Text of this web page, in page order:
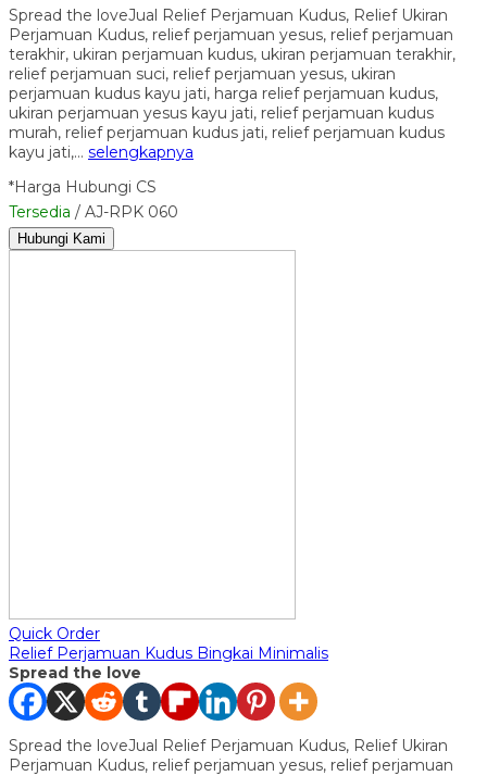
Spread the loveJual Relief Perjamuan Kudus, Relief Ukiran
Perjamuan Kudus, relief perjamuan yesus, relief perjamuan
terakhir, ukiran perjamuan kudus, ukiran perjamuan terakhir,
relief perjamuan suci, relief perjamuan yesus, ukiran
perjamuan kudus kayu jati, harga relief perjamuan kudus,
ukiran perjamuan yesus kayu jati, relief perjamuan kudus
murah, relief perjamuan kudus jati, relief perjamuan kudus
kayu jati,… selengkapnya
*Harga Hubungi CS
Tersedia / AJ-RPK 060
Hubungi Kami
Quick Order
Relief Perjamuan Kudus Bingkai Minimalis
Spread the love
Spread the loveJual Relief Perjamuan Kudus, Relief Ukiran
Perjamuan Kudus, relief perjamuan yesus, relief perjamuan